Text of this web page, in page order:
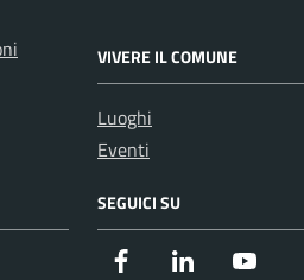
VIVERE IL COMUNE
Luoghi
Eventi
SEGUICI SU
Facebook Instagram